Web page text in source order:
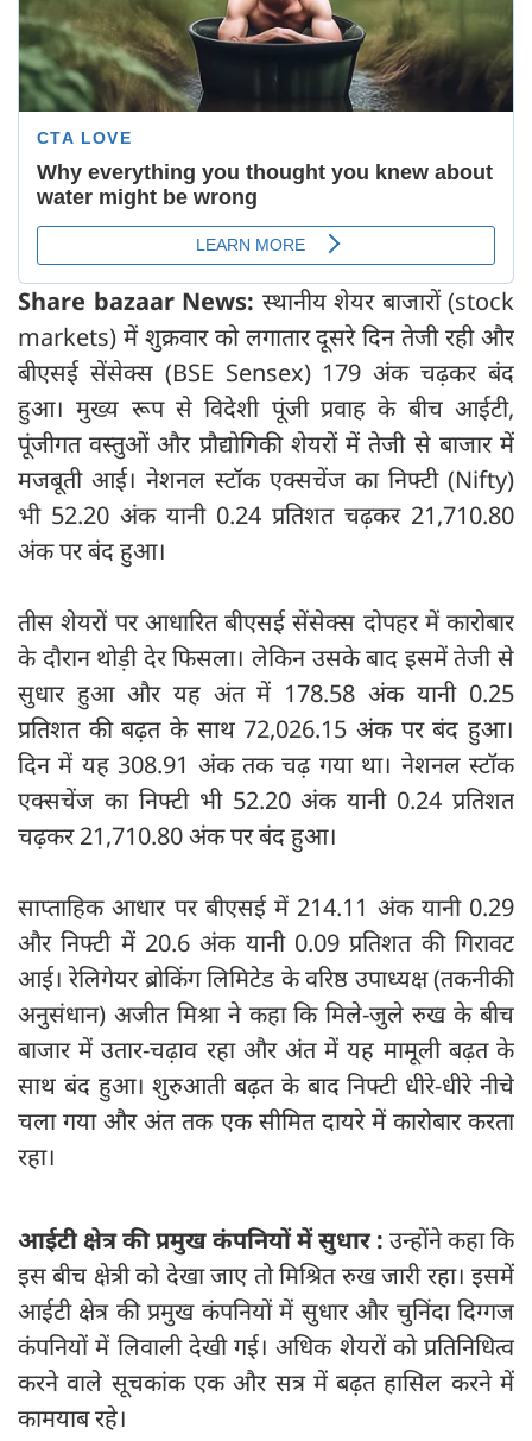
Share bazaar News: स्थानीय शेयर बाजारों (stock
markets) में शुक्रवार को लगातार दूसरे दिन तेजी रही और
बीएसई सेंसेक्स (BSE Sensex) 179 अंक चढ़कर बंद
हुआ। मुख्य रूप से विदेशी पूंजी प्रवाह के बीच आईटी,
पूंजीगत वस्तुओं और प्रौद्योगिकी शेयरों में तेजी से बाजार में
मजबूती आई। नेशनल स्टॉक एक्सचेंज का निफ्टी (Nifty)
भी 52.20 अंक यानी 0.24 प्रतिशत चढ़कर 21,710.80
अंक पर बंद हुआ।
तीस शेयरों पर आधारित बीएसई सेंसेक्स दोपहर में कारोबार
के दौरान थोड़ी देर फिसला। लेकिन उसके बाद इसमें तेजी से
सुधार हुआ और यह अंत में 178.58 अंक यानी 0.25
प्रतिशत की बढ़त के साथ 72,026.15 अंक पर बंद हुआ।
दिन में यह 308.91 अंक तक चढ़ गया था। नेशनल स्टॉक
एक्सचेंज का निफ्टी भी 52.20 अंक यानी 0.24 प्रतिशत
चढ़कर 21,710.80 अंक पर बंद हुआ।
साप्ताहिक आधार पर बीएसई में 214.11 अंक यानी 0.29
और निफ्टी में 20.6 अंक यानी 0.09 प्रतिशत की गिरावट
आई। रेलिगेयर ब्रोकिंग लिमिटेड के वरिष्ठ उपाध्यक्ष (तकनीकी
अनुसंधान) अजीत मिश्रा ने कहा कि मिले-जुले रुख के बीच
बाजार में उतार-चढ़ाव रहा और अंत में यह मामूली बढ़त के
साथ बंद हुआ। शुरुआती बढ़त के बाद निफ्टी धीरे-धीरे नीचे
चला गया और अंत तक एक सीमित दायरे में कारोबार करता
रहा।
आईटी क्षेत्र की प्रमुख कंपनियों में सुधार : उन्होंने कहा कि
इस बीच क्षेत्री को देखा जाए तो मिश्रित रुख जारी रहा। इसमें
आईटी क्षेत्र की प्रमुख कंपनियों में सुधार और चुनिंदा दिग्गज
कंपनियों में लिवाली देखी गई। अधिक शेयरों को प्रतिनिधित्व
करने वाले सूचकांक एक और सत्र में बढ़त हासिल करने में
कामयाब रहे।